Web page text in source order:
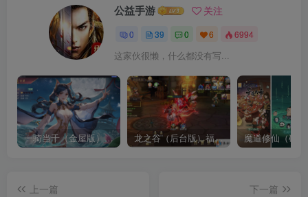
公益手游 关注
0 39 0 6 6994
这家伙很懒，什么都没有写...
一骑当千（金屋版）（请勿传播宣传谢谢了，有点儿违禁） 龙之谷（后台版）福利超多 魔道修仙（砍
上一篇
下一篇